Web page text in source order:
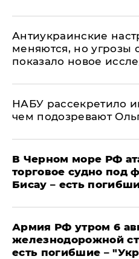
Антиукраинские
меняются, но угрозы
показало новое
НАБУ рассекретило
чем подозревают
В Черном море РФ
торговое судно под
Бисау – есть
Армия РФ утром 6
железнодорожной
есть погибшие –